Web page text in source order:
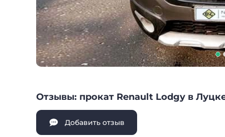
Отзывы: прокат Renault Lodgy в
Добавить отзыв